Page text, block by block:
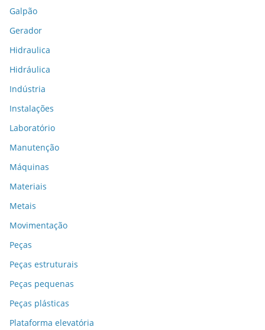
Galpão
Gerador
Hidraulica
Hidráulica
Indústria
Instalações
Laboratório
Manutenção
Máquinas
Materiais
Metais
Movimentação
Peças
Peças estruturais
Peças pequenas
Peças plásticas
Plataforma elevatória